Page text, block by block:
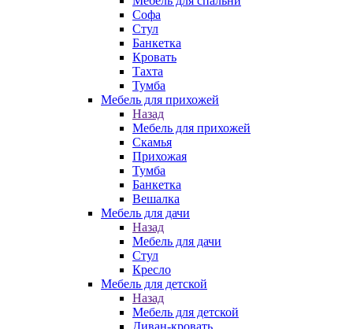
Софа
Стул
Банкетка
Кровать
Тахта
Тумба
Мебель для прихожей
Назад
Мебель для прихожей
Скамья
Прихожая
Тумба
Банкетка
Вешалка
Мебель для дачи
Назад
Мебель для дачи
Стул
Кресло
Мебель для детской
Назад
Мебель для детской
Диван-кровать